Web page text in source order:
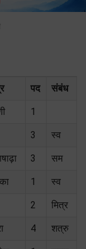
पद संबंध
1
3 स्‍व
3 सम
1 स्‍व
2 मित्र
4 शत्रु